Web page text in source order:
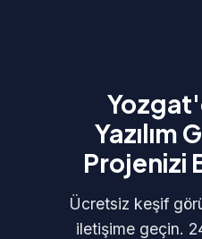
Yazılım
Projenizi
Ücretsiz keşif
iletişime geçin.